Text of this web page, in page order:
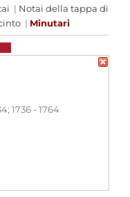
| Notai della tappa di
| Minutari
1736 - 1764